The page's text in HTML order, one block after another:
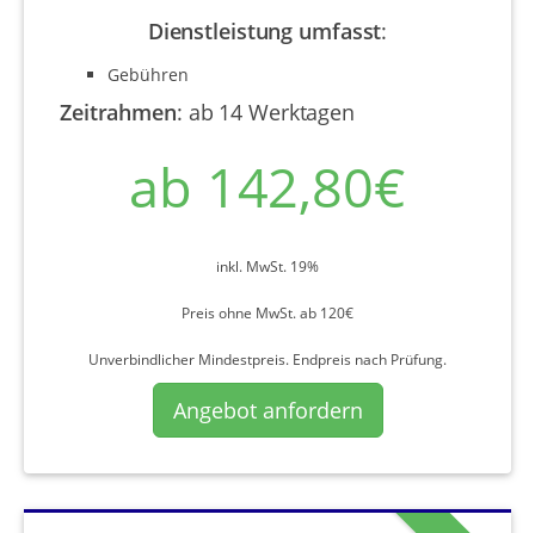
Dienstleistung umfasst:
Gebühren
Zeitrahmen: ab 14 Werktagen
ab 142,80€
inkl. MwSt. 19%
Preis ohne MwSt. ab 120€
Unverbindlicher Mindestpreis. Endpreis nach Prüfung.
Angebot anfordern